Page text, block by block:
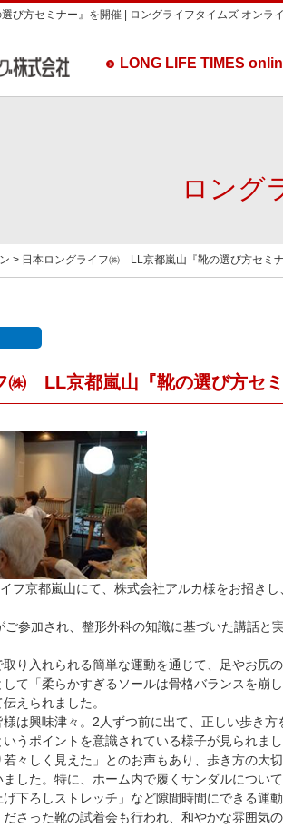
び方セミナー』を開催 | ロングライフタイムズ オンラ
LONG LIFE TIMES
ロング
> 日本ロングライフ㈱ LL京都嵐山『靴の選び方セミ
㈱ LL京都嵐山『靴の選び方セ
フ京都嵐山にて、株式会社アルカ様をお招き
参加され、整形外科の知識に基づいた講話
り入れられる簡単な運動を通じて、足やお尻
て「柔らかすぎるソールは骨格バランスを崩
えられました。
は興味津々。2人ずつ前に出て、正しい歩き
うポイントを意識されている様子が見られまし
々しく見えた」とのお声もあり、歩き方の大
した。特に、ホーム内で履くサンダルについ
げ下ろしストレッチ」など隙間時間にできる運
さった靴の試着会も行われ、和やかな雰囲気